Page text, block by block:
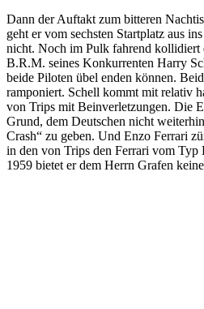
Dann der Auftakt zum bitteren
geht er vom sechsten Startplatz aus
nicht. Noch im Pulk fahrend kollidiert
B.R.M. seines Konkurrenten Harry
beide Piloten übel enden können.
ramponiert. Schell kommt mit relativ
von Trips mit Beinverletzungen. Die
Grund, dem Deutschen nicht
Crash“ zu geben. Und Enzo Ferrari
in den von Trips den Ferrari vom
1959 bietet er dem Herrn Grafen